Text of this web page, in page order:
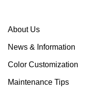
About Us
News & Information
Color Customization
Maintenance Tips